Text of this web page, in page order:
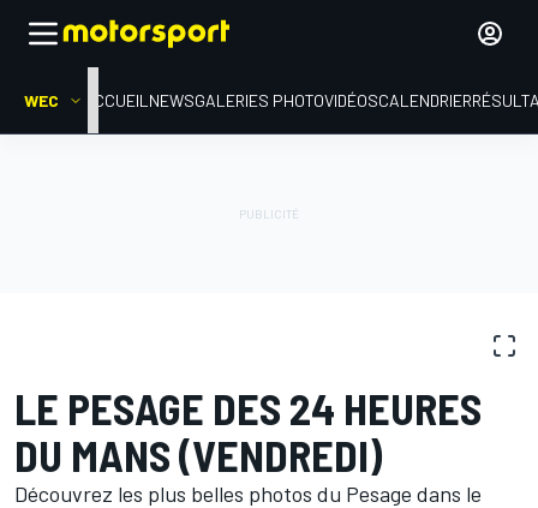
WEC ACCUEIL NEWSGALERIES PHOTOVIDÉOSCALENDRIER
LE PESAGE DES 24 HEURES
DU MANS (VENDREDI)
Découvrez les plus belles photos du Pesage dans le